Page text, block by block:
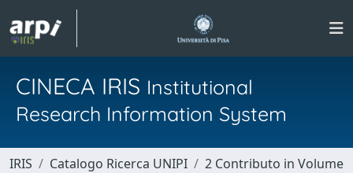
CINECA IRIS Institutional
Research Information System
IRIS Catalogo Ricerca UNIPI
2 Contributo in Volume